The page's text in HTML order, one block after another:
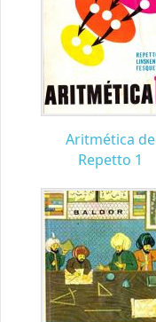
Aritmética de
Repetto 1